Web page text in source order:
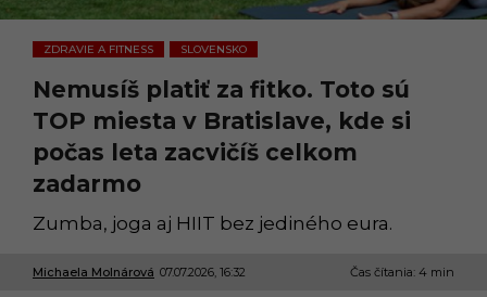
ZDRAVIE A FITNESS
,
SLOVENSKO
Nemusíš platiť za fitko. Toto sú
TOP miesta v Bratislave, kde si
počas leta zacvičíš celkom
zadarmo
Zumba, joga aj HIIT bez jediného eura.
Michaela Molnárová 07.07.2026, 16:32
0
Čas čítania: 4 min